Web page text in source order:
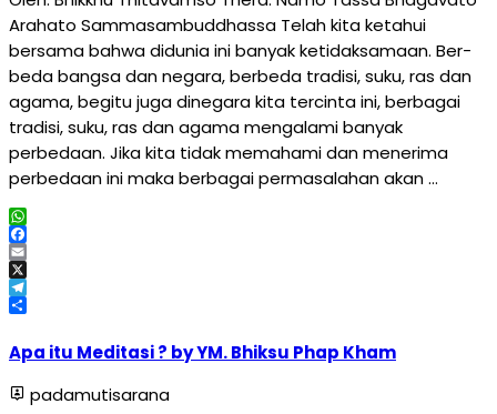
Arahato Sammasambuddhassa Telah kita ketahui
bersama bahwa didunia ini banyak ketidaksamaan. Ber­
beda bangsa dan negara, berbeda tradisi, suku, ras dan
agama, begitu juga dinegara kita tercinta ini, berbagai
tradisi, suku, ras dan agama mengalami banyak
perbedaan. Jika kita tidak memahami dan menerima
perbedaan ini maka berbagai perma­sala­han akan …
WhatsApp
Facebook
Email
X
Telegram
Apa itu Meditasi ? by YM. Bhiksu Phap Kham
padamutisarana